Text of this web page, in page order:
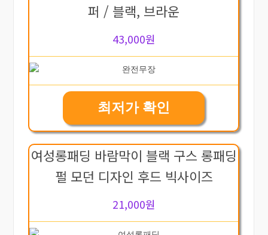
퍼 / 블랙, 브라운
43,000원
최저가 확인
여성롱패딩 바람막이 블랙 구스 롱패딩
펄 모던 디자인 후드 빅사이즈
21,000원